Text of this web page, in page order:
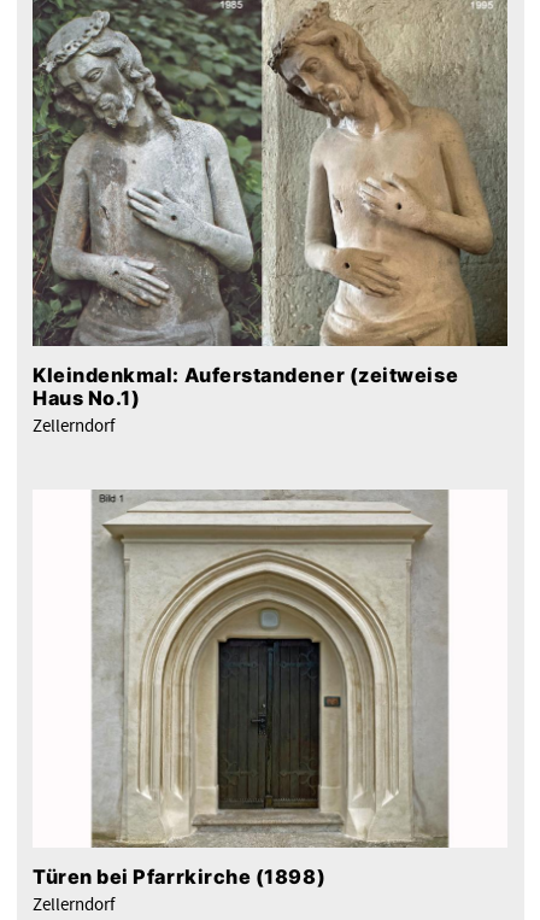
Kleindenkmal: Auferstandener (zeitweise
Haus No.1)
Zellerndorf
Türen bei Pfarrkirche (1898)
Zellerndorf